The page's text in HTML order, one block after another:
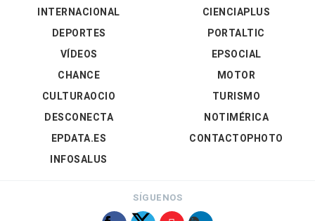
INTERNACIONAL
DEPORTES
VÍDEOS
CIENCIAPLUS
PORTALTIC
EPSOCIAL
CHANCE
CULTURAOCIO
DESCONECTA
EPDATA.ES
INFOSALUS
MOTOR
TURISMO
NOTIMÉRICA
CONTACTOPHOTO
SÍGUENOS